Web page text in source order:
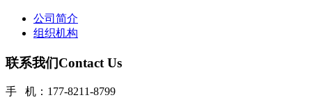
公司简介
组织机构
联系我们Contact Us
手 机：177-8211-8799